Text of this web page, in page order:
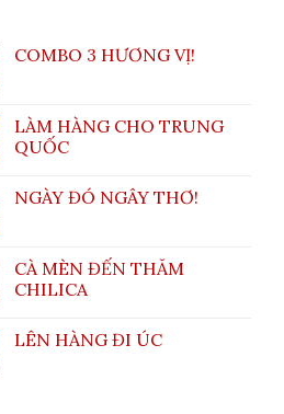
COMBO 3 HƯƠNG VỊ!
LÀM HÀNG CHO TRUNG
QUỐC
NGÀY ĐÓ NGÂY THƠ!
CÀ MÈN ĐẾN THĂM
CHILICA
LÊN HÀNG ĐI ÚC